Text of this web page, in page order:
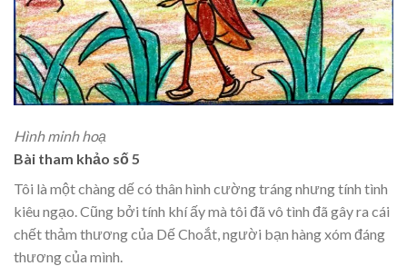
Hình minh hoạ
Bài tham khảo số 5
Tôi là một chàng dế có thân hình cường tráng nhưng tính tình
kiêu ngạo. Cũng bởi tính khí ấy mà tôi đã vô tình đã gây ra cái
chết thảm thương của Dế Choắt, người bạn hàng xóm đáng
thương của mình.